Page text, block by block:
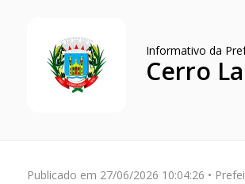
Informativo da
Cerro
Publicado em 27/06/2026 10:04:26 •